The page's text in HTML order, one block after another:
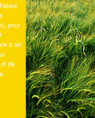
pour
à un
de